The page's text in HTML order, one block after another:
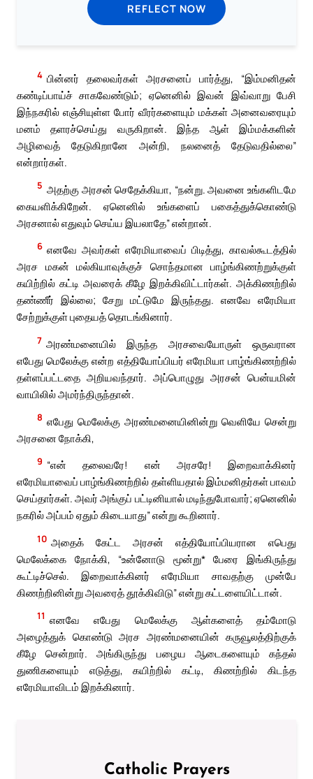
REFLECT NOW
4 பின்னர் தலைவர்கள் அரசனைப் பார்த்து, “இம்மனிதன்
கண்டிப்பாய்ச் சாகவேண்டும்; ஏனெனில் இவன் இவ்வாறு பேசி
இந்நகரில் எஞ்சியுள்ள போர் வீரர்களையும் மக்கள் அனைவரையும்
மனம் தளரச்செய்து வருகிறான். இந்த ஆள் இம்மக்களின்
அழிவைத் தேடுகிறானே அன்றி, நலனைத் தேடுவதில்லை”
என்றார்கள்.
5 அதற்கு அரசன் செதேக்கியா, “நன்று. அவனை உங்களிடமே
கையளிக்கிறேன். ஏனெனில் உங்களைப் பகைத்துக்கொண்டு
அரசனால் எதுவும் செய்ய இயலாதே” என்றான்.
6 எனவே அவர்கள் எரேமியாவைப் பிடித்து, காவல்கூடத்தில்
அரச மகன் மல்கியாவுக்குச் சொந்தமான பாழ்ங்கிணற்றுக்குள்
கயிற்றில் கட்டி அவரைக் கீழே இறக்கிவிட்டார்கள். அக்கிணற்றில்
தண்ணீர் இல்லை; சேறு மட்டுமே இருந்தது. எனவே எரேமியா
சேற்றுக்குள் புதையத் தொடங்கினார்.
7 அரண்மனையில் இருந்த அரசவையோருள் ஒருவரான
எபேது மெலேக்கு என்ற எத்தியோப்பியர் எரேமியா பாழ்ங்கிணற்றில்
தள்ளப்பட்டதை அறியவந்தார். அப்பொழுது அரசன் பென்யமின்
வாயிலில் அமர்ந்திருந்தான்.
8 எபேது மெலேக்கு அரண்மனையினின்று வெளியே சென்று
அரசனை நோக்கி,
9 “என் தலைவரே! என் அரசரே! இறைவாக்கினர்
எரேமியாவைப் பாழ்ங்கிணற்றில் தள்ளியதால் இம்மனிதர்கள் பாவம்
செய்தார்கள். அவர் அங்குப் பட்டினியால் மடிந்துபோவார்; ஏனெனில்
நகரில் அப்பம் ஏதும் கிடையாது” என்று கூறினார்.
10 அதைக் கேட்ட அரசன் எத்தியோப்பியரான எபெது
மெலேக்கை நோக்கி, “உன்னோடு மூன்று* பேரை இங்கிருந்து
கூட்டிச்செல். இறைவாக்கினர் எரேமியா சாவதற்கு முன்பே
கிணற்றினின்று அவரைத் தூக்கிவிடு” என்று கட்டளையிட்டான்.
11 எனவே எபேது மெலேக்கு ஆள்களைத் தம்மோடு
அழைத்துக் கொண்டு அரச அரண்மனையின் கருவூலத்திற்குக்
கீழே சென்றார். அங்கிருந்து பழைய ஆடைகளையும் கந்தல்
துணிகளையும் எடுத்து, கயிற்றில் கட்டி, கிணற்றில் கிடந்த
எரேமியாவிடம் இறக்கினார்.
Catholic Prayers